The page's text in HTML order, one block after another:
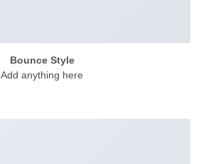
Bounce Style
Add anything here